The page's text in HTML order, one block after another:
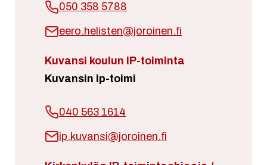
050 358 5788
eero.helisten@joroinen.fi
Kuvansi koulun IP-toiminta
Kuvansin Ip-toimi
040 563 1614
ip.kuvansi@joroinen.fi